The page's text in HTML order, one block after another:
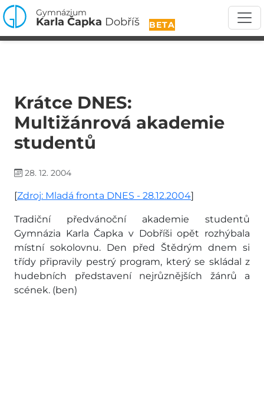
Gymnázium
BETA
Karla Čapka Dobříš
Krátce DNES:
Multižánrová akademie
studentů
28. 12. 2004
[Zdroj: Mladá fronta DNES - 28.12.2004]
Tradiční předvánoční akademie studentů
Gymnázia Karla Čapka v Dobříši opět rozhýbala
místní sokolovnu. Den před Štědrým dnem si
třídy připravily pestrý program, který se skládal z
hudebních představení nejrůznějších žánrů a
scének. (ben)